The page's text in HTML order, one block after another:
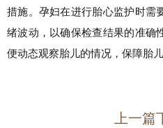
措施。孕妇在进行胎心监护时需
绪波动，以确保检查结果的准确
便动态观察胎儿的情况，保障胎儿
上一篇